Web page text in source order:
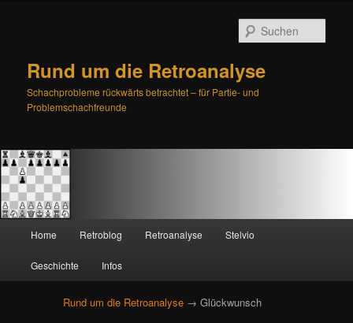
Rund um die Retroanalyse
Schachprobleme rückwärts betrachtet – für Partie- und
Problemschachfreunde
Zum
primären
Inhalt
Zum
sekundären
Inhalt
Home Retroblog Retroanalyse Stelvio
Geschichte Infos
Rund um die Retroanalyse → Glückwunsch